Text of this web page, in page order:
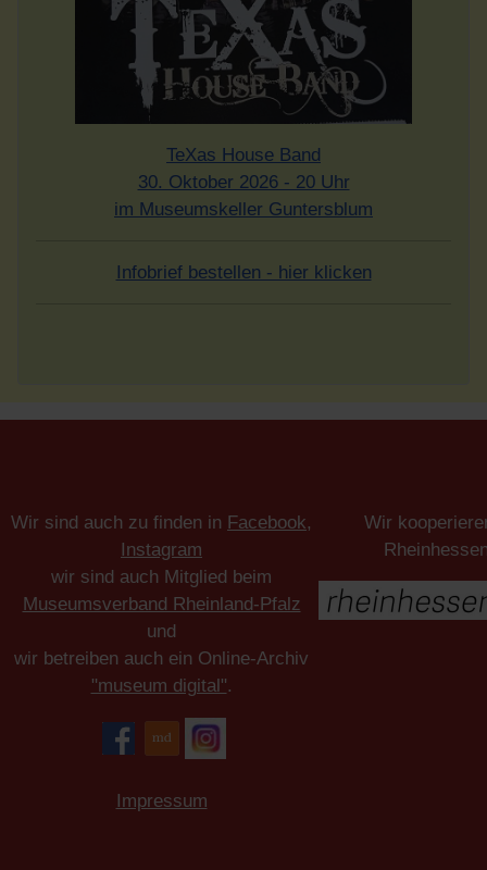
TeXas House Band
30. Oktober 2026 - 20 Uhr
im Museumskeller Guntersblum
Infobrief bestellen - hier klicken
Wir sind auch zu finden in Facebook,
Instagram
wir sind auch Mitglied beim
Museumsverband Rheinland-Pfalz
und
wir betreiben auch ein Online-Archiv
"museum digital".
Impressum
Wir